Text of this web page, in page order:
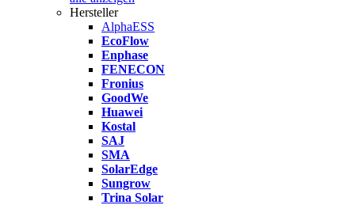
Hersteller
AlphaESS
EcoFlow
Enphase
FENECON
Fronius
GoodWe
Huawei
Kostal
SAJ
SMA
SolarEdge
Sungrow
Trina Solar